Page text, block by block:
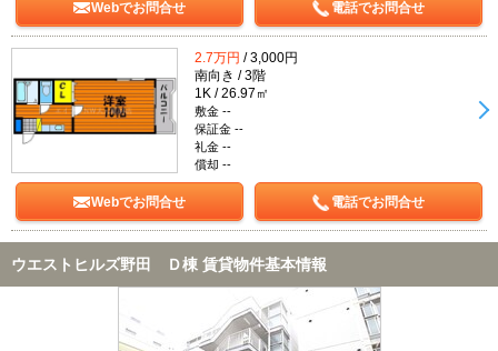
Webでお問合せ 電話でお問合せ
2.7万円 / 3,000円
南向き / 3階
1K / 26.97㎡
敷金 --
保証金 --
礼金 --
償却 --
Webでお問合せ 電話でお問合せ
ウエストヒルズ野田 Ｄ棟 賃貸物件基本情報